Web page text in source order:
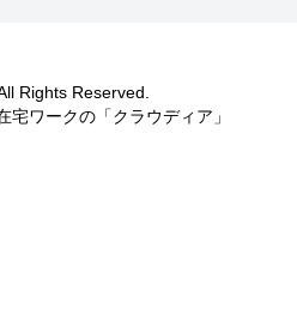
Rights Reserved.
宅ワークの「クラウディア」